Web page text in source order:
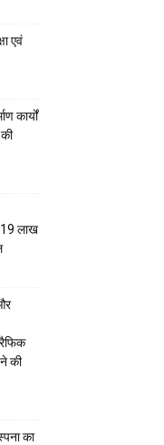
एवं
कार्यों
19 लाख
की
का